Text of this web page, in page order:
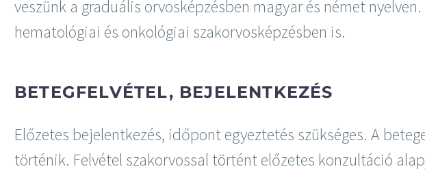
veszünk a graduális orvosképzésben magyar és német
hematológiai és onkológiai szakorvosképzésben is.
BETEGFELVÉTEL, BEJELENTKEZÉS
Előzetes bejelentkezés, időpont egyeztetés szükséges. A
történik. Felvétel szakorvossal történt előzetes konzultáció